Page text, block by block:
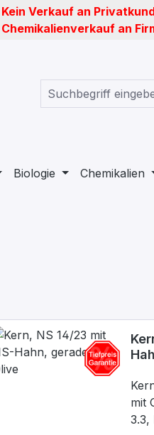
Kein Verkauf an
Chemikalienverkauf an
Biologie Chemikalien
mit
3.3,